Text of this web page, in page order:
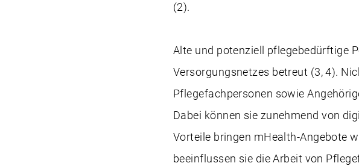
(2).
Alte und potenziell pflegebedürftige
Versorgungsnetzes betreut (3, 4).
Pflegefachpersonen sowie
Dabei können sie zunehmend von
Vorteile bringen mHealth-Angebote
beeinflussen sie die Arbeit von